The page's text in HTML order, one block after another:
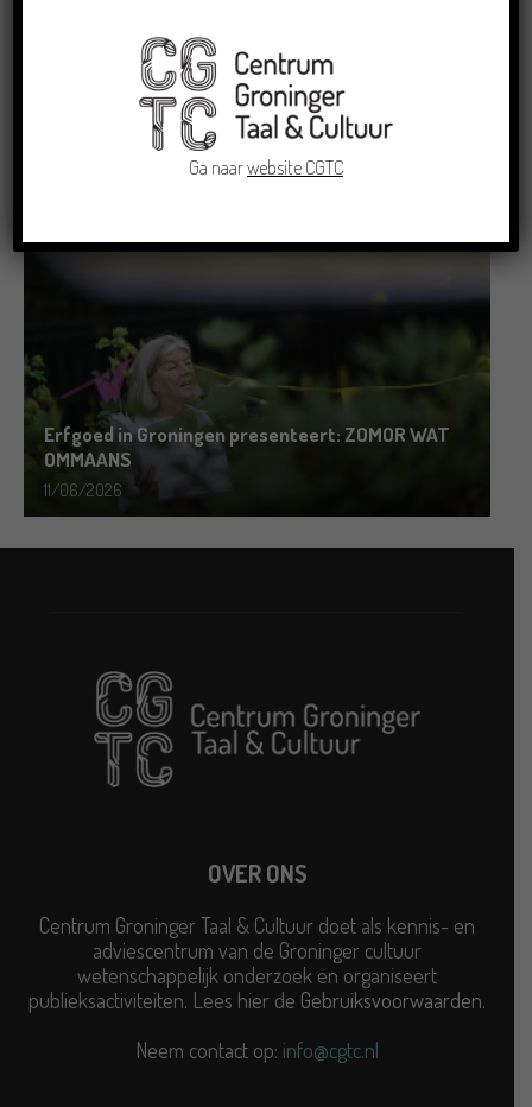
Grensoverschrijdende uitwisseling in Oldenburg
rond het Gronings en Platduits
Erfgoed in Groningen presenteert: ZOMOR WAT
OMMAANS
11/06/2026
OVER ONS
Centrum Groninger Taal & Cultuur doet als kennis- en
adviescentrum van de Groninger cultuur
wetenschappelijk onderzoek en organiseert
publieksactiviteiten. Lees hier de Gebruiksvoorwaarden.
Neem contact op: info@cgtc.nl
Ga naarwebsite CGTC